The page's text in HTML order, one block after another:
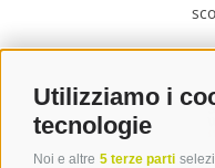
Utilizziamo i
tecnologie
Noi e altre 5 terze parti